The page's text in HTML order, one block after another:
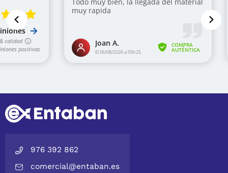
976 392 862
comercial@entaban.es